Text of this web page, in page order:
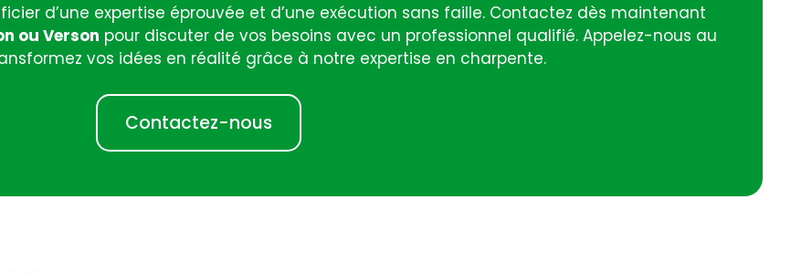
d’une expertise éprouvée et d’une exécution sans faille. Contactez dès maintenant
ou Verson pour discuter de vos besoins avec un professionnel qualifié. Appelez-nous au
vos idées en réalité grâce à notre expertise en charpente.
Contactez-nous